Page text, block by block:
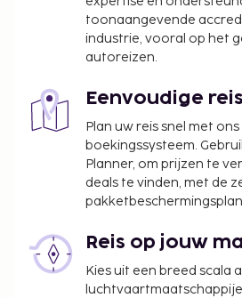
toonaangevende
industrie, vooral op het
autoreizen.
Eenvoudige
Plan uw reis snel met
boekingssysteem.
Planner, om prijzen te
deals te vinden, met de
Reis op jouw
Kies uit een breed scala